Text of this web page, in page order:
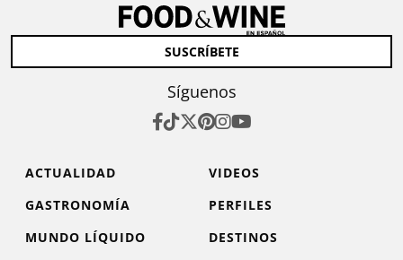
SUSCRÍBETE
Síguenos
ACTUALIDAD
VIDEOS
GASTRONOMÍA
PERFILES
MUNDO LÍQUIDO
DESTINOS